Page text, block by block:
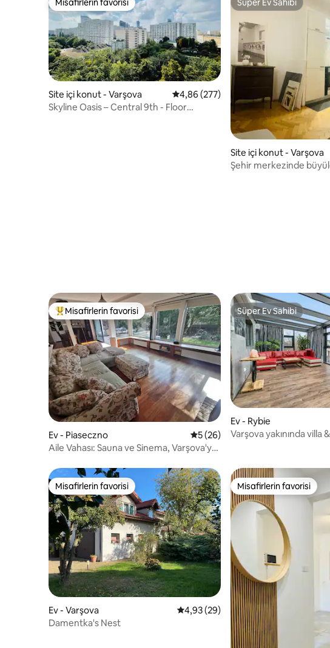
Misafirlerin favorisi
Misafirlerin favorisi
Site içi konut - Varşova 5 üzerinden ortalama 4,86 puan, 277
4,86 (277)
Skyline Oasis – Central 9th - Floor
Süper Ev Sahibi
Süper Ev Sahibi
Site içi konut - Varşova
Şehir merkezinde
Misafirlerin favorilerinden en beğenilenler arasında
Misafirlerin favorisi
Ev - Piaseczno 5 üzerinden ortalama 5 puan, 26
5 (26)
Aile Vahası: Sauna ve Sinema, Varşova'ya
Süper Ev Sahibi
Süper Ev Sahibi
Ev - Rybie
Varşova yakınında villa
Misafirlerin favorisi
Misafirlerin favorisi
Ev - Varşova 5 üzerinden ortalama 4,93 puan, 29
4,93 (29)
Damentka's Nest
Misafirlerin favorisi
Misafirlerin favorisi